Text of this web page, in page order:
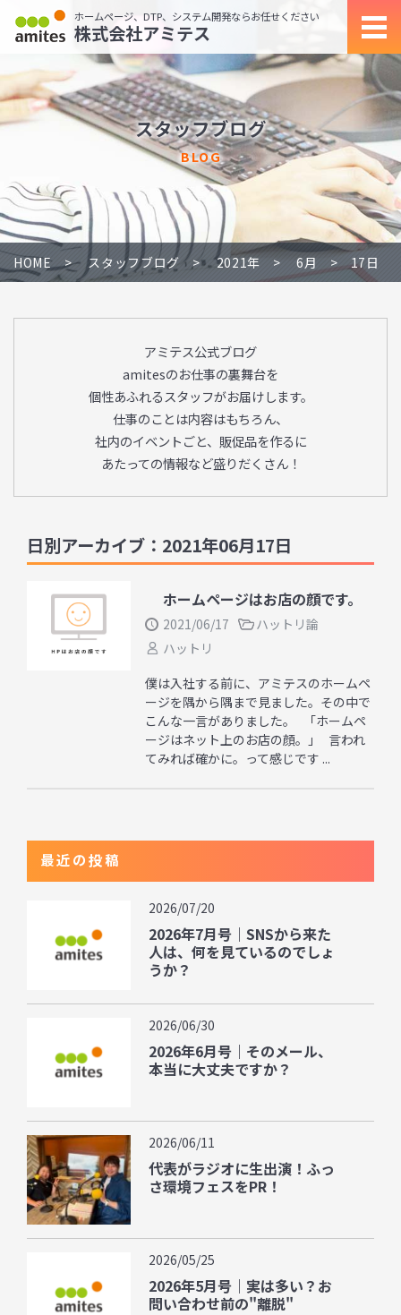
ホームページ、DTP、システム開発ならお任せください
株式会社アミテス
スタッフブログ
BLOG
HOME スタッフブログ 2021年 6月 17日
アミテス公式ブログ
amitesのお仕事の裏舞台を
個性あふれるスタッフがお届けします。
仕事のことは内容はもちろん、
社内のイベントごと、販促品を作るに
あたっての情報など盛りだくさん！
日別アーカイブ：2021年06月17日
ホームページはお店の顔です。
2021/06/17
ハットリ論
ハットリ
僕は入社する前に、アミテスのホームペ
ージを隅から隅まで見ました。その中で
こんな一言がありました。 「ホームペ
ージはネット上のお店の顔。」 言われ
てみれば確かに。って感じです ...
最近の投稿
2026/07/20
2026年7月号｜SNSから来た
人は、何を見ているのでしょ
うか？
2026/06/30
2026年6月号｜そのメール、
本当に大丈夫ですか？
2026/06/11
代表がラジオに生出演！ふっ
さ環境フェスをPR！
2026/05/25
2026年5月号｜実は多い？お
問い合わせ前の"離脱"